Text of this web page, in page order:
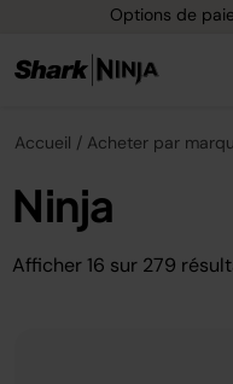
Options de
Accueil Acheter par
Ninja
Afficher 16 sur 279